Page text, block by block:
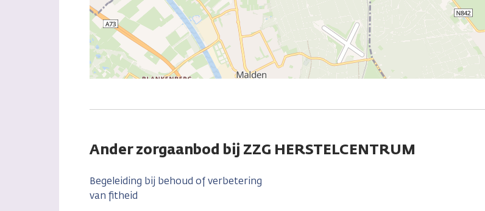
Ander zorgaanbod bij ZZG HERSTELCENTRUM
Begeleiding bij behoud of verbetering
van fitheid